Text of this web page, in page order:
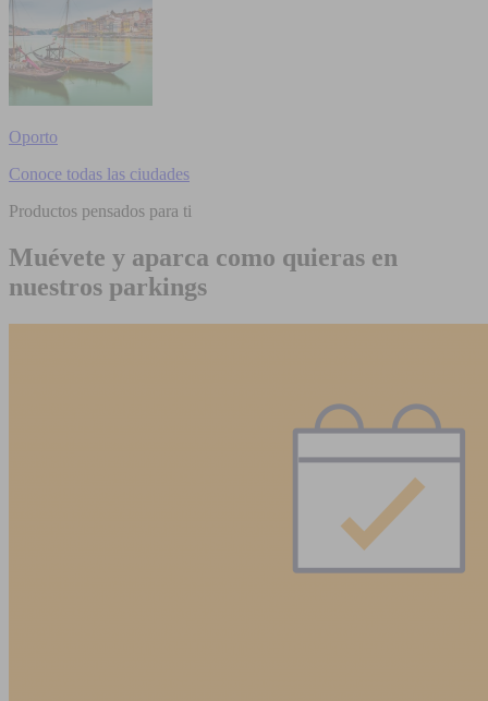
Oporto
Conoce todas las ciudades
Productos pensados para ti
Muévete y aparca como quieras en
nuestros parkings